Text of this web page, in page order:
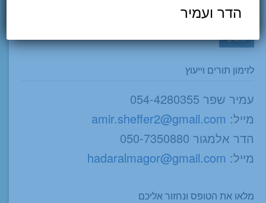
שאגיב.
לזימון תורים וייעוץ
עמיר שפר 054-4280355
מייל: amir.sheffer2@gmail.com
הדר אלמגור 050-7350880
מייל: hadaralmagor@gmail.com
מלאו את הטופס ונחזור אליכם
הדר ועמיר